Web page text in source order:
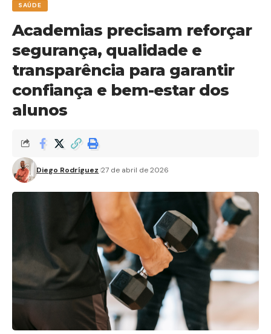
SAÚDE
Academias precisam reforçar
segurança, qualidade e
transparência para garantir
confiança e bem-estar dos
alunos
Diego Rodríguez 27 de abril de 2026